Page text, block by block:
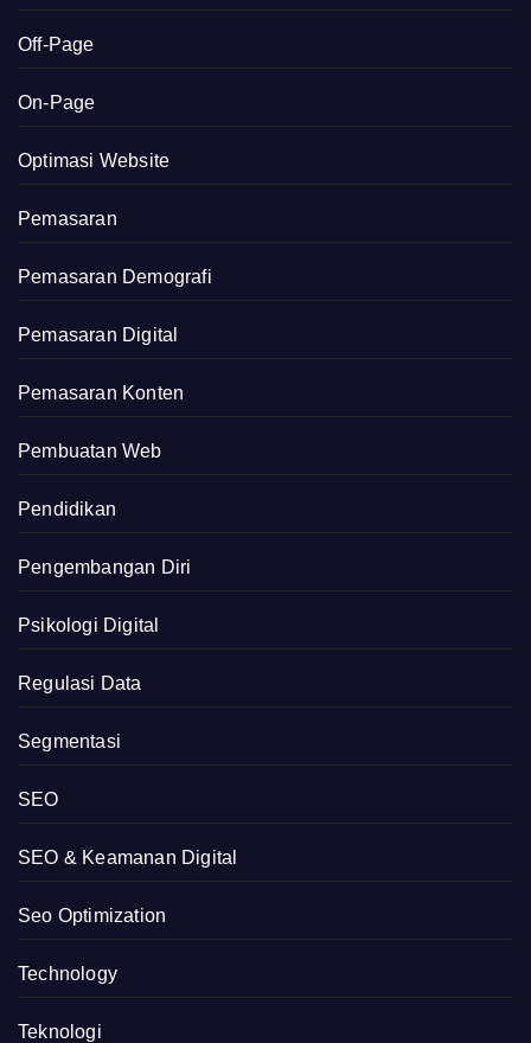
Off-Page
On-Page
Optimasi Website
Pemasaran
Pemasaran Demografi
Pemasaran Digital
Pemasaran Konten
Pembuatan Web
Pendidikan
Pengembangan Diri
Psikologi Digital
Regulasi Data
Segmentasi
SEO
SEO & Keamanan Digital
Seo Optimization
Technology
Teknologi